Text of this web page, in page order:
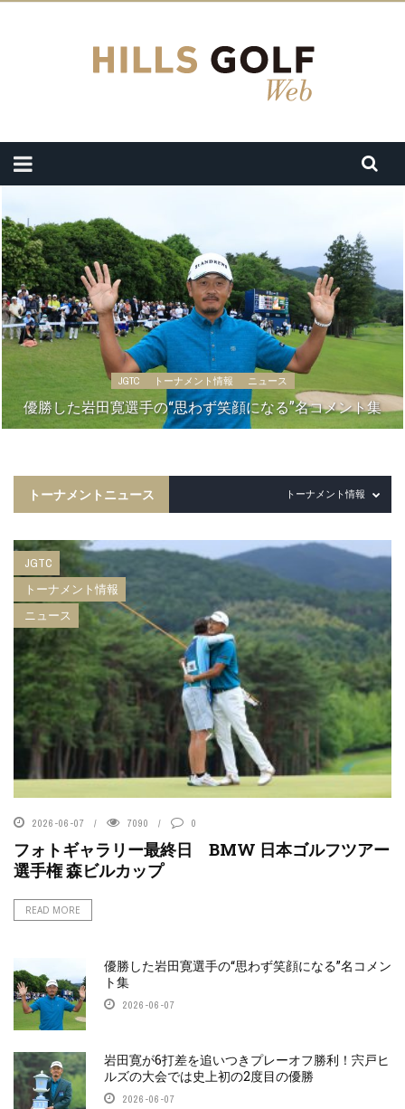
JGTC トーナメント情報 ニュース
優勝した岩田寛選手の“思わず笑顔になる”名コメント集
トーナメントニュース トーナメント情報
JGTC
トーナメント情報
ニュース
2026-06-07 7090 0
フォトギャラリー最終日 BMW 日本ゴルフツアー
選手権 森ビルカップ
READ MORE
優勝した岩田寛選手の“思わず笑顔になる”名コメン
ト集
2026-06-07
岩田寛が6打差を追いつきプレーオフ勝利！宍戸ヒ
ルズの大会では史上初の2度目の優勝
2026-06-07